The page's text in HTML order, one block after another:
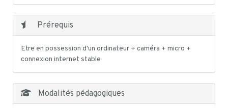
Prérequis
Etre en possession d'un ordinateur + caméra + micro +
connexion internet stable
Modalités pédagogiques